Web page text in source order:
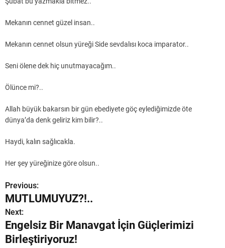
Mekanın cennet güzel insan..
Mekanın cennet olsun yüreği Side sevdalısı koca imparator..
Seni ölene dek hiç unutmayacağım..
Ölünce mi?..
Allah büyük bakarsın bir gün ebediyete göç eylediğimizde öte
dünya’da denk geliriz kim bilir?..
Haydi, kalın sağlıcakla.
Her şey yüreğinize göre olsun..
Y
a
z
Previous:
MUTLUMUYUZ?!..
Next:
Engelsiz Bir Manavgat İçin Güçlerimizi
Birleştiriyoruz!